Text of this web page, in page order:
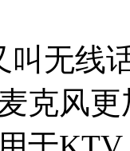
叫无线
克风